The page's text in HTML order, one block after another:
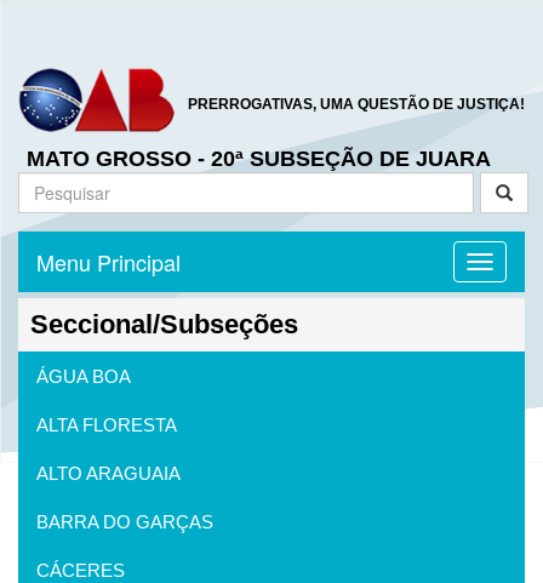
PRERROGATIVAS, UMA QUESTÃO DE JUSTIÇA!
MATO GROSSO - 20ª SUBSEÇÃO DE JUARA
Toggle
Menu Principal
Seccional/Subseções
ÁGUA BOA
ALTA FLORESTA
ALTO ARAGUAIA
BARRA DO GARÇAS
CÁCERES